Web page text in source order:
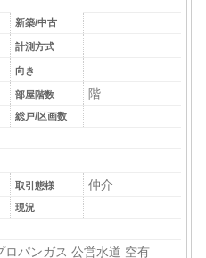
新築/中古
計測方式
向き
部屋階数 階
総戸/区画数
取引態様 仲介
現況
ロパンガス 公営水道 空有